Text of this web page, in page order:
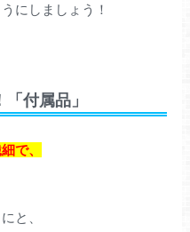
にしましょう！
付属品」
で、
と、